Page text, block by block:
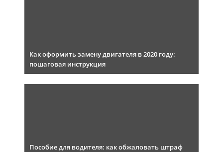
Как оформить замену двигателя в 2020 году:
пошаговая инструкция
Пособие для водителя: как обжаловать штраф